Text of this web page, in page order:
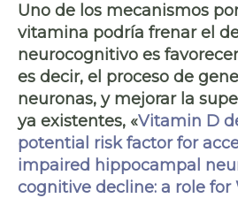
Uno de los mecanismos
vitamina podría frenar el
neurocognitivo es
es decir, el proceso de
neuronas, y mejorar la
ya existentes, «Vitamin D
potential risk factor for
impaired hippocampal
cognitive decline: a role for